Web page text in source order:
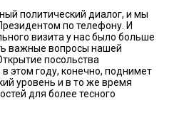
политический диалог, и мы
по телефону. И
визита у нас было больше
важные вопросы нашей
посольства
этом году, конечно, поднимет
уровень и в то же время
для более тесного